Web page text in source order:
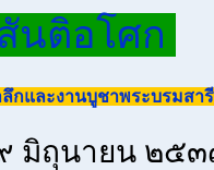
นติอโศก
กและงานบูชาพระบรมสา
มิถุนายน ๒๕